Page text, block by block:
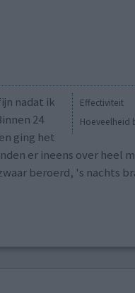
Effectiviteit
Hoeveelheid
nadat ik
24
ging het
er ineens over heel
beroerd, 's nachts